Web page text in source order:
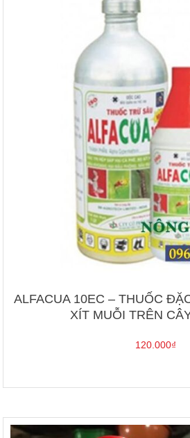
ALFACUA 10EC – THUỐC
XÍT MUỖI TRÊN
120.000₫